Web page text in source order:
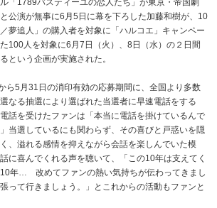
公演が無事に6月5日に幕を下ろした加藤和樹が、10
夢追人」の購入者を対象に「ハルコエ」キャンペー
100人を対象に6月7日（火）、8日（水）の２日間
という企画が実施された。
ら5月31日の消印有効の応募期間に、全国より多数
なる抽選により選ばれた当選者に早速電話をする
話を受けたファンは「本当に電話を掛けているんで
当選しているにも関わらず、その喜びと戸惑いを隠
、溢れる感情を抑えながら会話を楽しんでいた模
に喜んでくれる声を聴いて、「この10年は支えてく
年… 改めてファンの熱い気持ちが伝わってきまし
って行きましょう。」とこれからの活動もファンと